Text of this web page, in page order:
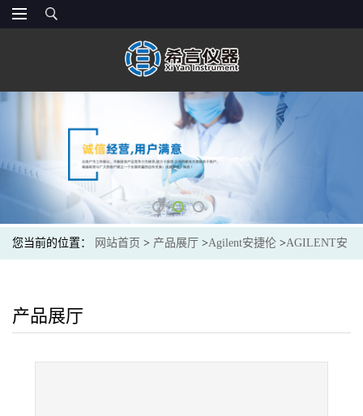
您当前的位置： 网站首页 > 产品展厅 >Agilent安捷伦 >AGILENT安
1000PK
产品展厅